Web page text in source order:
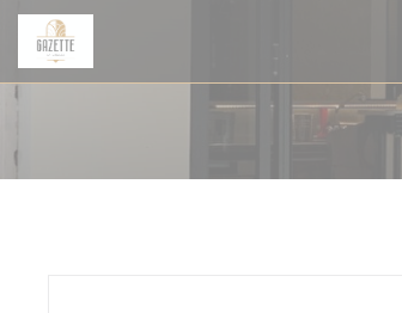
Personnalisation de vos choix en matière de cookies